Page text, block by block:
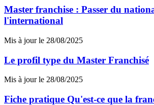
Master franchise : Passer du
l'international
Mis à jour le 28/08/2025
Le profil type du Master Franchisé
Mis à jour le 28/08/2025
Fiche pratique Qu'est-ce que la